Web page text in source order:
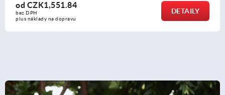
bez DPH
plus náklady